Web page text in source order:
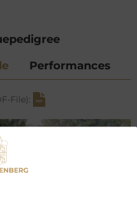
Performances
File):